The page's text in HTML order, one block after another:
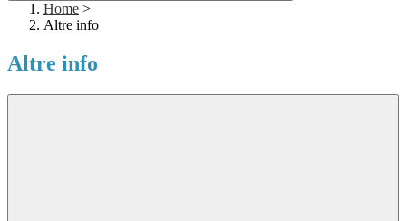
Home >
Altre info
Altre info